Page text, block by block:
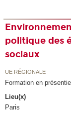
politique des
sociaux
UE RÉGIONALE
Formation en
Lieu(x)
Paris